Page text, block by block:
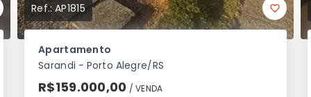
Ref.:AP1815
Apartamento
Sarandi - Porto Alegre/RS
R$159.000,00 / VENDA